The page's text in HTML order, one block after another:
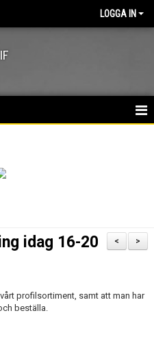
LOGGA IN
>
<
idag 16-20
profilsortiment, samt att man har
beställa.